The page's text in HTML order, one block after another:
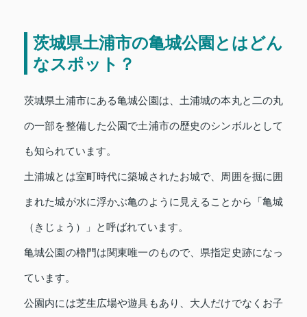
茨城県土浦市の亀城公園とはどん
なスポット？
茨城県土浦市にある亀城公園は、土浦城の本丸と二の丸
の一部を整備した公園で土浦市の歴史のシンボルとして
も知られています。
土浦城とは室町時代に築城されたお城で、周囲を掘に囲
まれた城が水に浮かぶ亀のように見えることから「亀城
（きじょう）」と呼ばれています。
亀城公園の櫓門は関東唯一のもので、県指定史跡になっ
ています。
公園内には芝生広場や遊具もあり、大人だけでなくお子